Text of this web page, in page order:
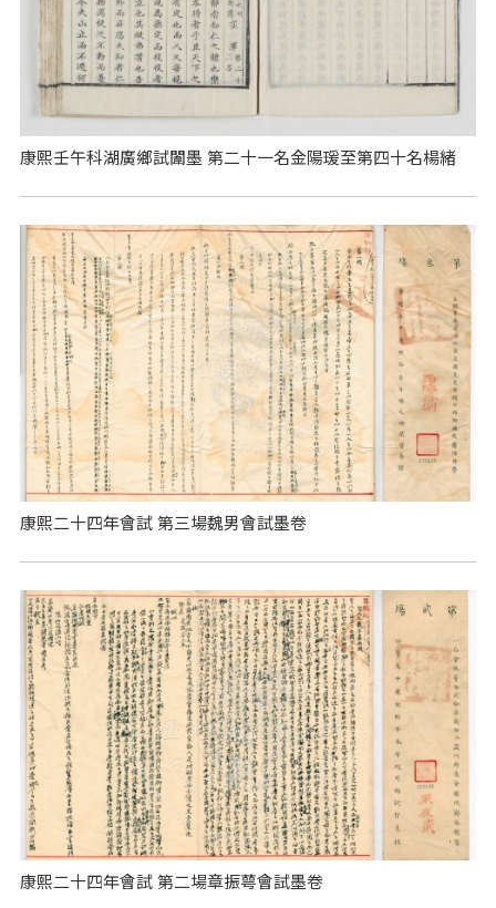
康熙壬午科湖廣鄉試闈墨 第二十一名金陽瑗至第四十名楊緒
康熙二十四年會試 第三場魏男會試墨卷
康熙二十四年會試 第二場章振萼會試墨卷